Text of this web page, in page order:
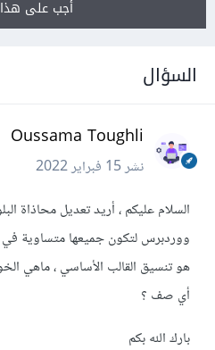
أجب على
السؤال
Oussama Toughli
نشر15 فبراير 2022
السلام عليكم ، أريد تعديل محاذاة
ووردبرس لتكون جميعها متساوية في
هو تنسيق القالب الأساسي ، ماهي
أي صف ؟
بارك الله بكم